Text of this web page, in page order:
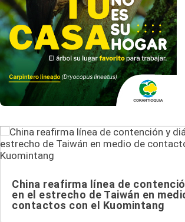
China reafirma línea de
en el estrecho de Taiwán en
contactos con el Kuomintang